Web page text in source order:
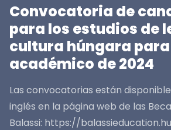
Convocatoria de
para los estudios de
cultura húngara para
académico de 2024
Las convocatorias están
inglés en la página web de las
Balassi: https://